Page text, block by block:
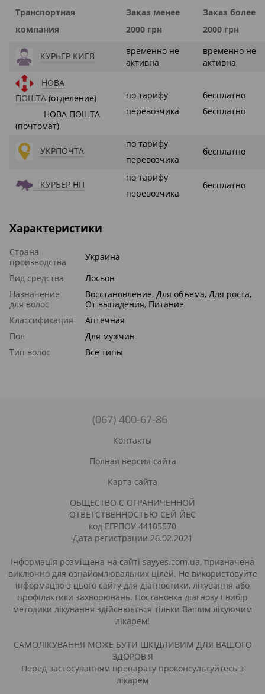
Транспортная
компания
Заказ менее
2000 грн
Заказ более
2000 грн
КУРЬЕР КИЕВ
временно не
активна
временно не
активна
НОВА
ПОШТА (отделение)
НОВА ПОШТА
(почтомат)
по тарифу
перевозчика
бесплатно
бесплатно
УКРПОЧТА
по тарифу
перевозчика
бесплатно
КУРЬЕР НП
по тарифу
перевозчика
бесплатно
Характеристики
Страна
производства
Украина
Вид средства
Лосьон
Назначение
для волос
Восстановление, Для объема, Для роста,
От выпадения, Питание
Классификация
Аптечная
Пол
Для мужчин
Тип волос
Все типы
(067) 400-67-86
Контакты
Полная версия сайта
Карта сайта
ОБЩЕСТВО С ОГРАНИЧЕННОЙ
ОТВЕТСТВЕННОСТЬЮ СЕЙ ЙЕС
код ЕГРПОУ 44105570
Дата регистрации 26.02.2021
Інформація розміщена на сайті sayyes.com.ua, призначена
виключно для ознайомлювальних цілей. Не використовуйте
інформацію з цього сайту для діагностики, лікування або
профілактики захворювань. Постановка діагнозу і вибір
методики лікування здійснюється тільки Вашим лікуючим
лікарем!
САМОЛІКУВАННЯ МОЖЕ БУТИ ШКІДЛИВИМ ДЛЯ ВАШОГО
ЗДОРОВ'Я
Перед застосуванням препарату проконсультуйтесь з
лікарем